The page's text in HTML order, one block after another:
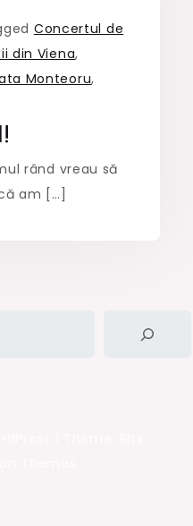
Concertul de
din Viena,
Monteoru,
rând vreau să
am […]